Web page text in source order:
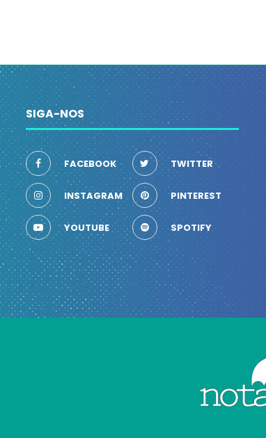
SIGA-NOS
FACEBOOK TWITTER
INSTAGRAM PINTEREST
YOUTUBE SPOTIFY